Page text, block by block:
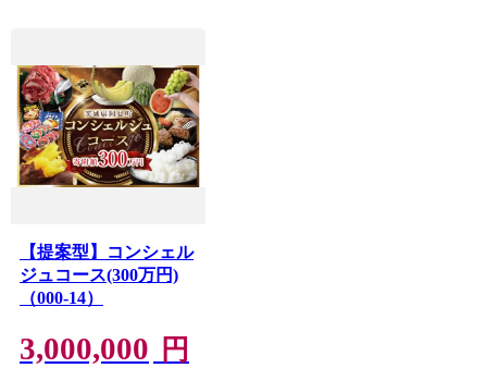
【提案型】コンシェル
ジュコース(300万円)
（000-14）
3,000,000 円